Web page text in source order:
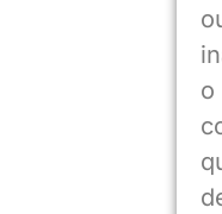
o